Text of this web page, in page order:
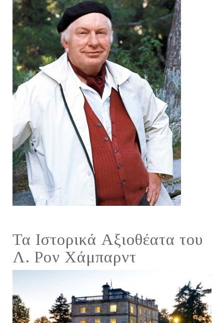
Τα Ιστορικά Αξιοθέατα του
Λ. Ρον Χάμπαρντ